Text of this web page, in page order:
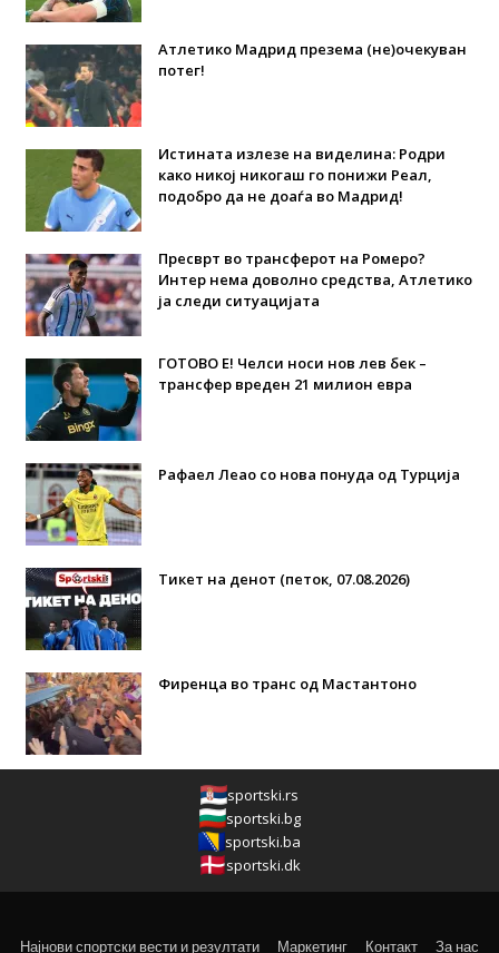
Атлетико Мадрид презема (не)очекуван
потег!
Истината излезе на виделина: Родри
како никој никогаш го понижи Реал,
подобро да не доаѓа во Мадрид!
Пресврт во трансферот на Ромеро?
Интер нема доволно средства, Атлетико
ја следи ситуацијата
ГОТОВО Е! Челси носи нов лев бек –
трансфер вреден 21 милион евра
Рафаел Леао со нова понуда од Турција
Тикет на денот (петок, 07.08.2026)
Фиренца во транс од Мастантоно
sportski.rs
sportski.bg
sportski.ba
sportski.dk
Најнови спортски вести и резултати Маркетинг Контакт За нас